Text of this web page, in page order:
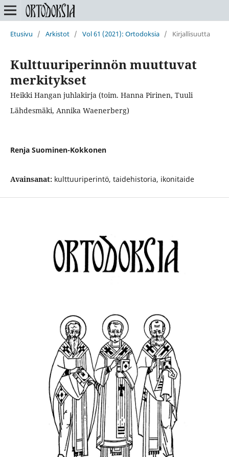
Etusivu / Arkistot / Vol 61 (2021): Ortodoksia / Kirjallisuutta
Kulttuuriperinnön muuttuvat
merkitykset
Heikki Hangan juhlakirja (toim. Hanna Pirinen, Tuuli
Lähdesmäki, Annika Waenerberg)
Renja Suominen-Kokkonen
Avainsanat: kulttuuriperintö, taidehistoria, ikonitaide